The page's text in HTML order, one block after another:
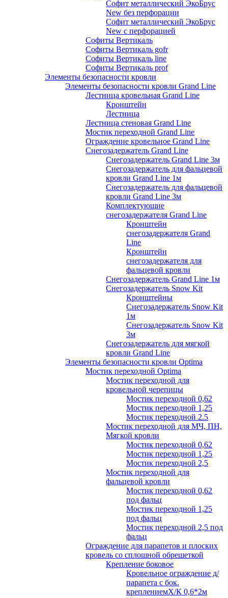
Софит металлический ЭкоБрус
New без перфорации
Софит металлический ЭкоБрус
New с перфорацией
Софиты Вертикаль
Софиты Вертикаль gofr
Софиты Вертикаль line
Софиты Вертикаль prof
Элементы безопасности кровли
Элементы безопасности кровли Grand Line
Лестница кровельная Grand Line
Кронштейн
Лестница
Лестница стеновая Grand Line
Мостик переходной Grand Line
Ограждение кровельное Grand Line
Снегозадержатель Grand Line
Снегозадержатель Grand Line 3м
Снегозадержатель для фальцевой
кровли Grand Line 1м
Снегозадержатель для фальцевой
кровли Grand Line 3м
Комплектующие
снегозадержателя Grand Line
Кронштейн
снегозадержателя Grand
Line
Кронштейн
снегозадержателя для
фальцевой кровли
Снегозадержатель Grand Line 1м
Снегозадержатель Snow Kit
Кронштейны
Снегозадержатель Snow Kit
1м
Снегозадержатель Snow Kit
3м
Снегозадержатель для мягкой
кровли Grand Line
Элементы безопасности кровли Optima
Мостик переходной Optima
Мостик переходной для
кровельной черепицы
Мостик переходной 0,62
Мостик переходной 1,25
Мостик переходной 2.5
Мостик переходной для МЧ, ПН,
Мягкой кровли
Мостик переходной 0,62
Мостик переходной 1,25
Мостик переходной 2,5
Мостик переходной для
фальцевой кровли
Мостик переходной 0,62
под фальц
Мостик переходной 1,25
под фальц
Мостик переходной 2,5 под
фальц
Ограждение для парапетов и плоских
кровель со сплошной обрешеткой
Крепление боковое
Кровельное ограждение д/
парапета с бок.
креплениемХ/К 0,6*2м